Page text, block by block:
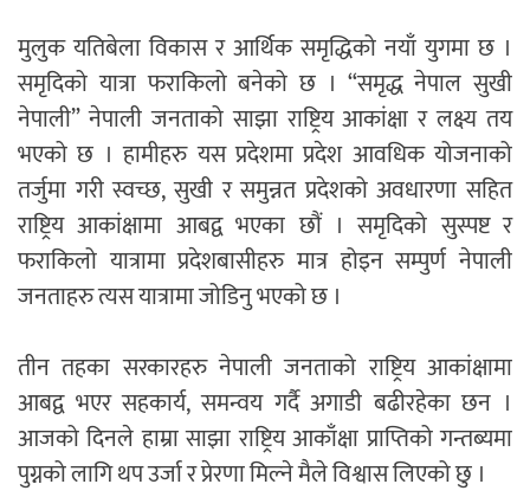
मुलुक यतिबेला विकास र आर्थिक समृद्धिको नयाँ युगमा छ ।
समृदिको यात्रा फराकिलो बनेको छ । “समृद्ध नेपाल सुखी
नेपाली” नेपाली जनताको साझा राष्ट्रिय आकांक्षा र लक्ष्य तय
भएको छ । हामीहरु यस प्रदेशमा प्रदेश आवधिक योजनाको
तर्जुमा गरी स्वच्छ, सुखी र समुन्नत प्रदेशको अवधारणा सहित
राष्ट्रिय आकांक्षामा आबद्व भएका छौं । समृदिको सुस्पष्ट र
फराकिलो यात्रामा प्रदेशबासीहरु मात्र होइन सम्पुर्ण नेपाली
जनताहरु त्यस यात्रामा जोडिनु भएको छ ।
तीन तहका सरकारहरु नेपाली जनताको राष्ट्रिय आकांक्षामा
आबद्व भएर सहकार्य, समन्वय गर्दै अगाडी बढीरहेका छन ।
आजको दिनले हाम्रा साझा राष्ट्रिय आकाँक्षा प्राप्तिको गन्तब्यमा
पुग्नको लागि थप उर्जा र प्रेरणा मिल्ने मैले विश्वास लिएको छु ।